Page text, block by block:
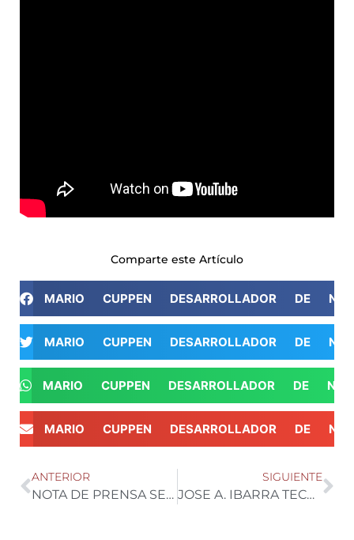
Comparte este Artículo
MARIO CUPPEN DESARROLLADOR DE
MARIO CUPPEN DESARROLLADOR DE
MARIO CUPPEN DESARROLLADOR DE
MARIO CUPPEN DESARROLLADOR DE
ANTERIOR
NOTA DE PRENSA SEMILLAS FITO, REFUERZA SU INTERNACIONALIZACION CON SEEDS, PEOPLE, PLANET.
SIGUIENTE
JOSE A. IBARRA TECNICO C. y COORDINADOR VENTAS SEMILLAS CAPGEN.